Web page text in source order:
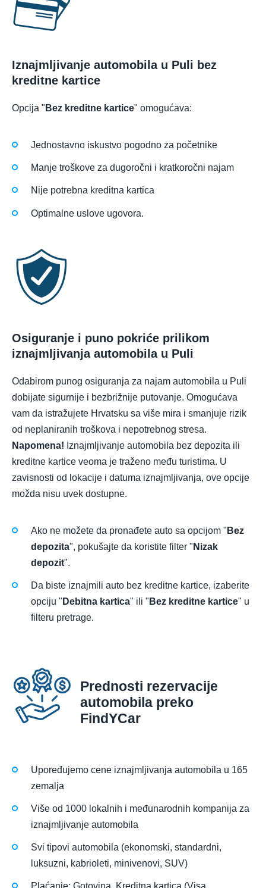
Iznajmljivanje automobila u Puli bez
kreditne kartice
Opcija " Bez kreditne kartice" omogućava:
Jednostavno iskustvo pogodno za početnike
Manje troškove za dugoročni i kratkoročni najam
Nije potrebna kreditna kartica
Optimalne uslove ugovora.
Osiguranje i puno pokriće prilikom
iznajmljivanja automobila u Puli
Odabirom punog osiguranja za najam automobila u Puli
dobijate sigurnije i bezbrižnije putovanje. Omogućava
vam da istražujete Hrvatsku sa više mira i smanjuje rizik
od neplaniranih troškova i nepotrebnog stresa.
Napomena! Iznajmljivanje automobila bez depozita ili
kreditne kartice veoma je traženo među turistima. U
zavisnosti od lokacije i datuma iznajmljivanja, ove opcije
možda nisu uvek dostupne.
Ako ne možete da pronađete auto sa opcijom " Bez
depozita", pokušajte da koristite filter " Nizak
depozit".
Da biste iznajmili auto bez kreditne kartice, izaberite
opciju " Debitna kartica" ili " Bez kreditne kartice" u
filteru pretrage.
Prednosti rezervacije
automobila preko
FindYCar
Upoređujemo cene iznajmljivanja automobila u 165
zemalja
Više od 1000 lokalnih i međunarodnih kompanija za
iznajmljivanje automobila
Svi tipovi automobila (ekonomski, standardni,
luksuzni, kabrioleti, minivenovi, SUV)
Plaćanje: Gotovina, Kreditna kartica (Visa,